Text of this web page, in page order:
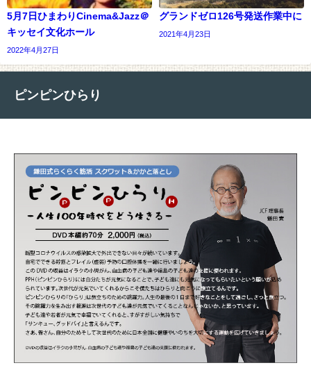
5月7日ひまわりCinema&Jazz＠
キッセイ文化ホール
2022年4月27日
グランドゼロ126号発送作業中に
2021年4月23日
ピンピンひらり